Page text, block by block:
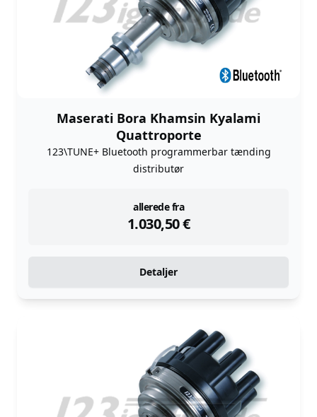
Maserati Bora Khamsin Kyalami
Quattroporte
123\TUNE+ Bluetooth programmerbar tænding
distributør
allerede fra
1.030,50€
instock
Detaljer